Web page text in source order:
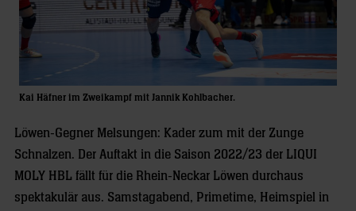
Kai Häfner im Zweikampf mit Jannik Kohlbacher.
Löwen-Gegner Melsungen: Kader zum mit der Zunge
Schnalzen. Der Auftakt in die Saison 2022/23 der LIQUI
MOLY HBL fällt für die Rhein-Neckar Löwen durchaus
spektakulär aus. Samstagabend, Primetime, Heimspiel in